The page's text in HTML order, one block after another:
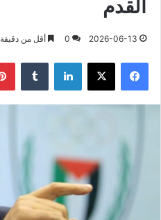
القدم
2026-06-13
0 أقل من دقيقة
فيسبوك X لينكدإن